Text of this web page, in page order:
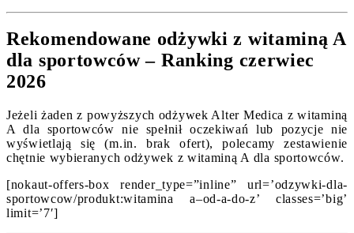
Rekomendowane odżywki z witaminą A
dla sportowców – Ranking czerwiec
2026
Jeżeli żaden z powyższych odżywek Alter Medica z witaminą
A dla sportowców nie spełnił oczekiwań lub pozycje nie
wyświetlają się (m.in. brak ofert), polecamy zestawienie
chętnie wybieranych odżywek z witaminą A dla sportowców.
[nokaut-offers-box render_type=”inline” url=’odzywki-dla-
sportowcow/produkt:witamina a–od-a-do-z’ classes=’big’
limit=’7′]